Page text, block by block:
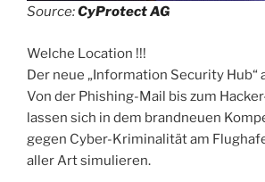
Source:CyProtect AG
Welche Location !!!
Der neue „Information Security Hub“
Von der Phishing-Mail bis zum
lassen sich in dem brandneuen
gegen Cyber-Kriminalität am
aller Art simulieren.